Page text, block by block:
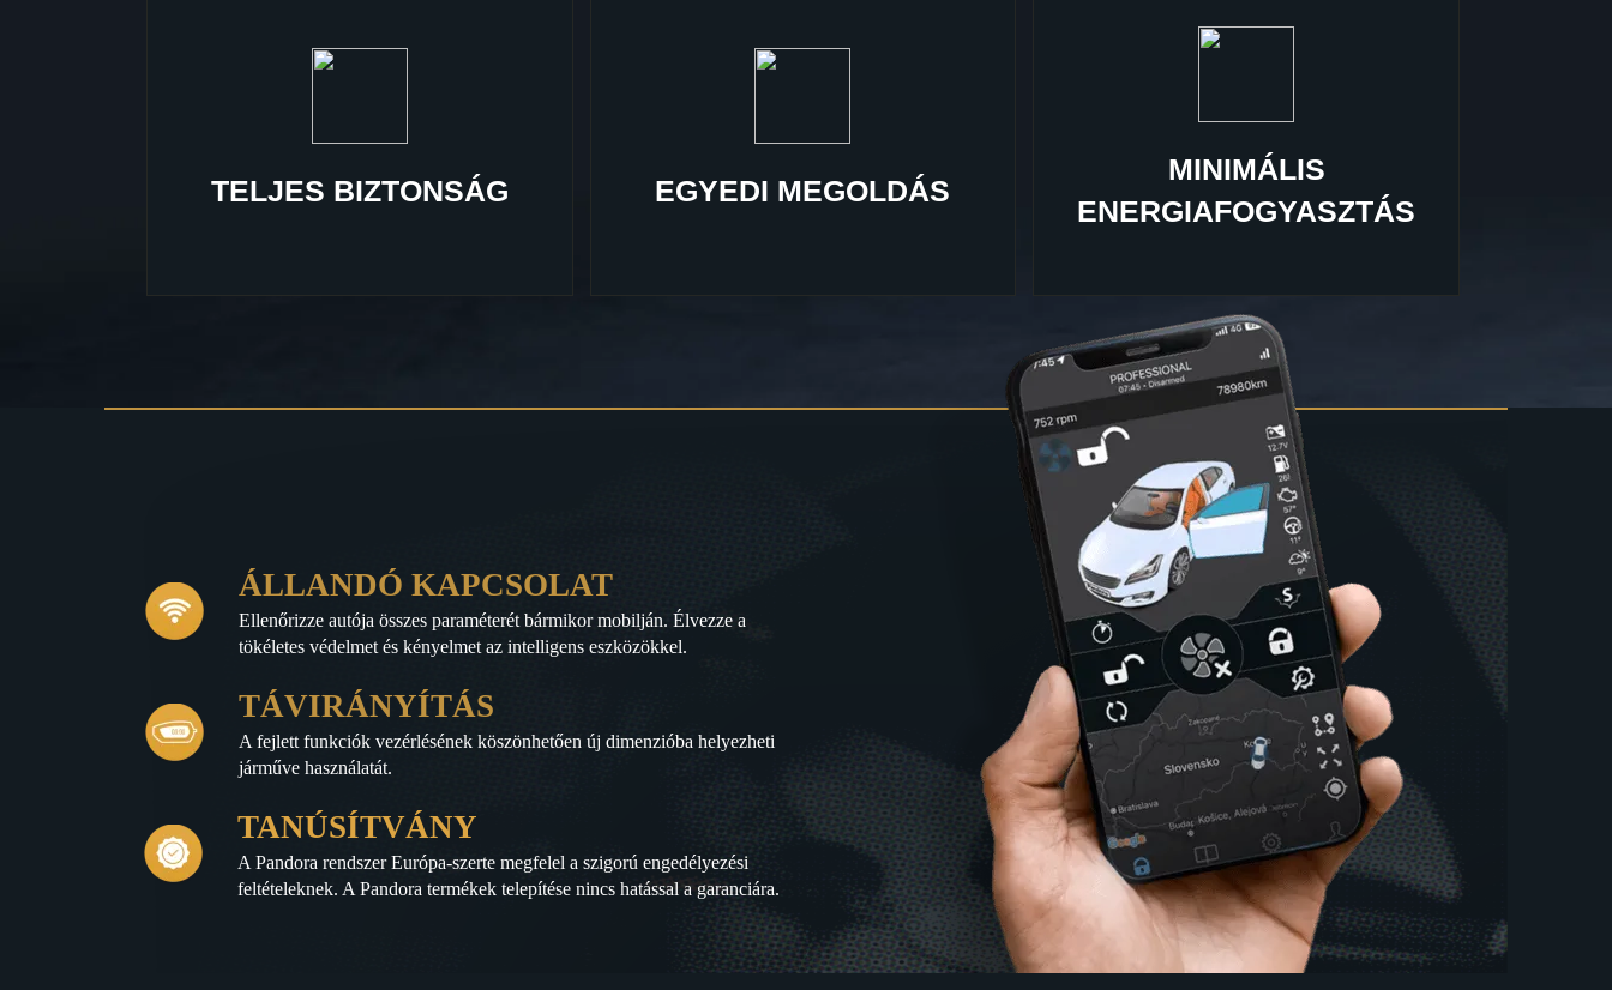
TELJES BIZTONSÁG EGYEDI MEGOLDÁS
MINIMÁLIS
ENERGIAFOGYASZTÁS
ÁLLANDÓ KAPCSOLAT
Ellenőrizze autója összes paraméterét bármikor mobilján. Élvezze a
tökéletes védelmet és kényelmet az intelligens eszközökkel.
TÁVIRÁNYÍTÁS
A fejlett funkciók vezérlésének köszönhetően új dimenzióba helyezheti
járműve használatát.
TANÚSÍTVÁNY
A Pandora rendszer Európa-szerte megfelel a szigorú engedélyezési
feltételeknek. A Pandora termékek telepítése nincs hatással a garanciára.